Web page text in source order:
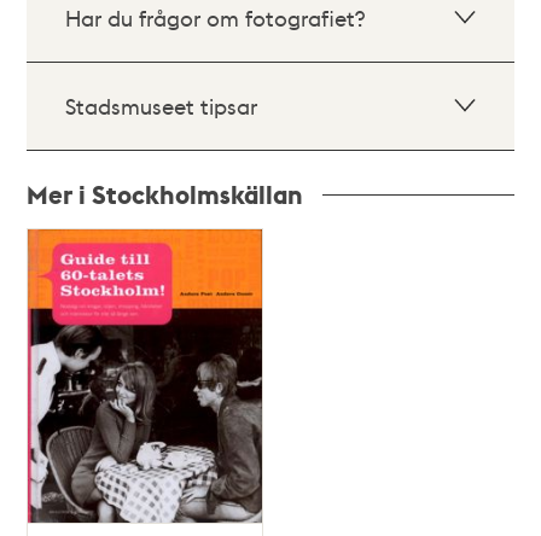
Har du frågor om fotografiet?
Stadsmuseet tipsar
Mer i Stockholmskällan
Relaterade
poster
och
teman